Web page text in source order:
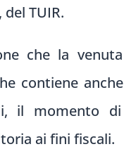
TUIR.
che la
contiene
il momento
ai fini fiscali.